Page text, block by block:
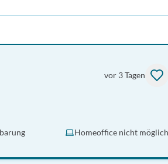
vor 3 Tagen
Homeoffice nicht möglich